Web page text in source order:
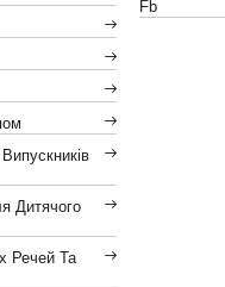
Дитячого
Речей Та
Fb